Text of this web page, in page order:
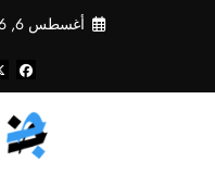
أغسطس 6, 2026